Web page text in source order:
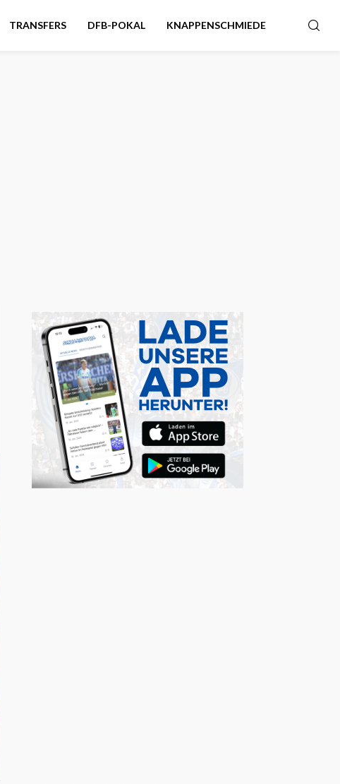
TRANSFERS DFB-POKAL KNAPPENSCHMIEDE